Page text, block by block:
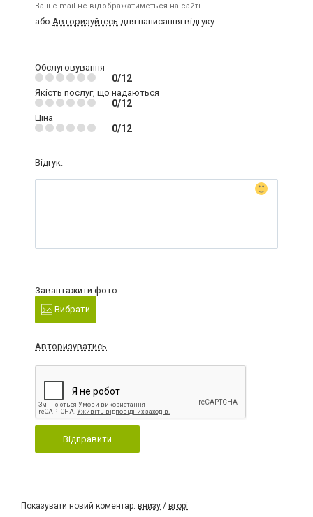
Ваш e-mail не відображатиметься на сайті
або Авторизуйтесь для написання відгуку
Обслуговування
0/12
Якість послуг, що надаються
0/12
Ціна
0/12
Відгук:
Завантажити фото:
Вибрати
Авторизуватись
Відправити
Показувати новий коментар: внизу / вгорі